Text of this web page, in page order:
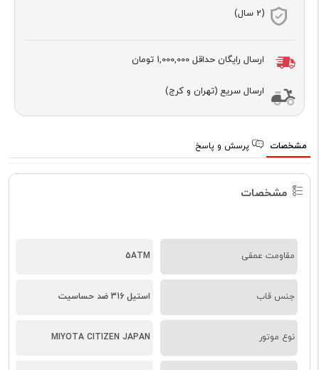
(2 سال)
ارسال رایگان حداقل 1,000,000 تومان
ارسال سریع (تهران و کرج)
مشخصات پرسش و پاسخ
مشخصات
مقاومت عمقی 5ATM
جنس قاب استیل 316 ضد حساسیت
نوع موتور MIYOTA CITIZEN JAPAN